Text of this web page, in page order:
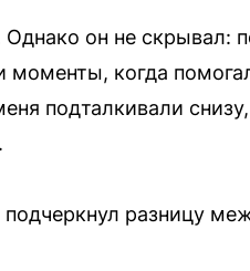
он не скрывал:
моменты, когда
подталкивали снизу,
разницу